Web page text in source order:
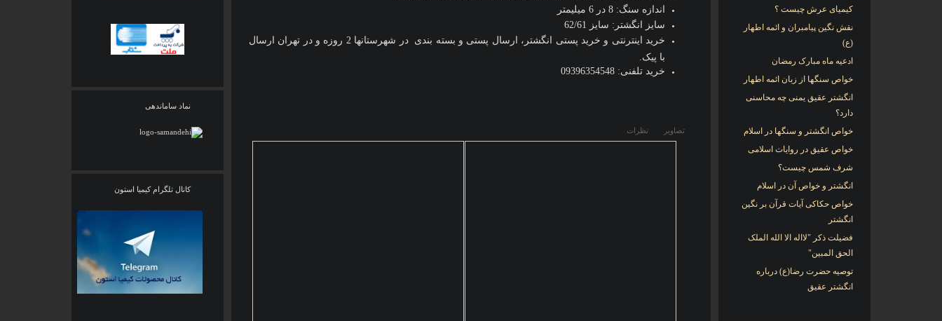
کیمیای عرش چیست ؟
نقش نگین پیامبران و ائمه اطهار
(ع)
ادعیه ماه مبارک رمضان
خواص سنگها از زبان ائمه اطهار
انگشتر عقیق یمنی چه محاسنی
دارد؟
خواص انگشتر و سنگها در اسلام
خواص عقیق در روایات اسلامی
شرف شمس چیست؟
انگشتر و خواص آن در اسلام
خواص حکاکی آیات قرآن بر نگین
انگشتر
فضیلت ذکر "لااله الا الله الملک
الحق المبین"
توصیه حضرت رضا(ع) درباره
انگشتر عقیق
اندازه سنگ: 8 در 6 میلیمتر
سایز انگشتر: سایز 62/61
خرید اینترنتی و خرید پستی انگشتر، ارسال پستی و بسته بندی در شهرستانها 2 روزه و در تهران ارسال
با پیک.
خرید تلفنی: 09396354548
تصاوير نظرات
نماد ساماندهی
کانال تلگرام کیمیا استون